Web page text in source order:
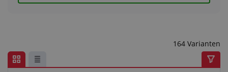
164 Varianten